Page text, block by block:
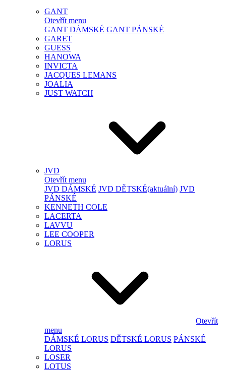
GANT
Otevřít menu
GANT DÁMSKÉ GANT PÁNSKÉ
GARET
GUESS
HANOWA
INVICTA
JACQUES LEMANS
JOALIA
JUST WATCH
JVD
Otevřít menu
JVD DÁMSKÉ JVD DĚTSKÉ(aktuální) JVD
PÁNSKÉ
KENNETH COLE
LACERTA
LAVVU
LEE COOPER
LORUS
Otevřít
menu
DÁMSKÉ LORUS DĚTSKÉ LORUS PÁNSKÉ
LORUS
LOSER
LOTUS